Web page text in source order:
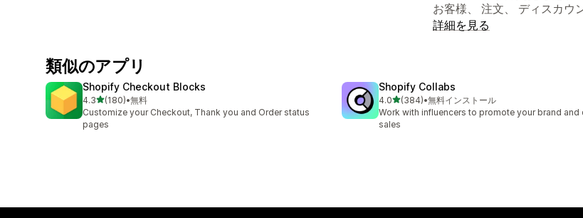
お客様、 注文、 ディスカウ
詳細を見る
類似のアプリ
Shopify Checkout Blocks
4.35つ星中
(180)
合計レビュー数：180件
•無料
Customize your Checkout, Thank you and Order status
pages
Shopify Collabs
4.05つ星中
(384)
合計レビュー数：384件
•無料インストール
Work with influencers to promote your brand and
sales